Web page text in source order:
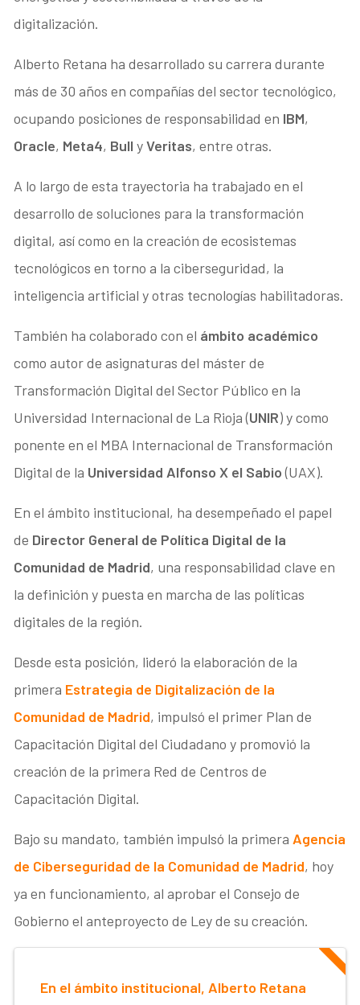
digitalización.
Alberto Retana ha desarrollado su carrera durante
más de 30 años en compañías del sector tecnológico,
ocupando posiciones de responsabilidad en IBM,
Oracle, Meta4, BullyVeritas, entre otras.
A lo largo de esta trayectoria ha trabajado en el
desarrollo de soluciones para la transformación
digital, así como en la creación de ecosistemas
tecnológicos en torno a la ciberseguridad, la
inteligencia artificial y otras tecnologías habilitadoras.
También ha colaborado con el ámbito académico
como autor de asignaturas del máster de
Transformación Digital del Sector Público en la
Universidad Internacional de La Rioja (UNIR) y como
ponente en el MBA Internacional de Transformación
Digital de la Universidad Alfonso X el Sabio(UAX).
En el ámbito institucional, ha desempeñado el papel
de Director General de Política Digital de la
Comunidad de Madrid, una responsabilidad clave en
la definición y puesta en marcha de las políticas
digitales de la región.
Desde esta posición, lideró la elaboración de la
primera Estrategia de Digitalización de la
Comunidad de Madrid, impulsó el primer Plan de
Capacitación Digital del Ciudadano y promovió la
creación de la primera Red de Centros de
Capacitación Digital.
Bajo su mandato, también impulsó la primeraAgencia
de Ciberseguridad de la Comunidad de Madrid, hoy
ya en funcionamiento, al aprobar el Consejo de
Gobierno el anteproyecto de Ley de su creación.
En el ámbito institucional, Alberto Retana